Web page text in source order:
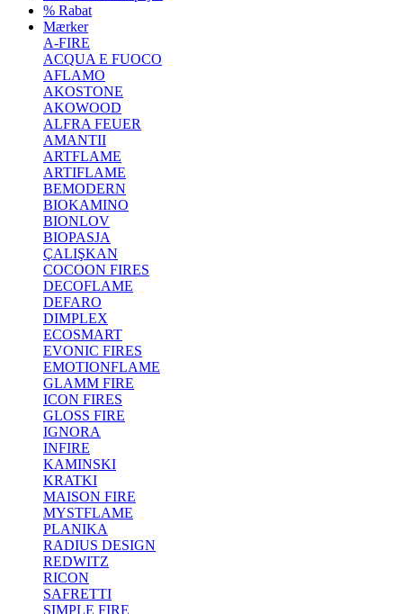
% Rabat
Mærker
A-FIRE
ACQUA E FUOCO
AFLAMO
AKOSTONE
AKOWOOD
ALFRA FEUER
AMANTII
ARTFLAME
ARTIFLAME
BEMODERN
BIOKAMINO
BIONLOV
BIOPASJA
ÇALIŞKAN
COCOON FIRES
DECOFLAME
DEFARO
DIMPLEX
ECOSMART
EVONIC FIRES
EMOTIONFLAME
GLAMM FIRE
ICON FIRES
GLOSS FIRE
IGNORA
INFIRE
KAMINSKI
KRATKI
MAISON FIRE
MYSTFLAME
PLANIKA
RADIUS DESIGN
REDWITZ
RICON
SAFRETTI
SIMPLE FIRE